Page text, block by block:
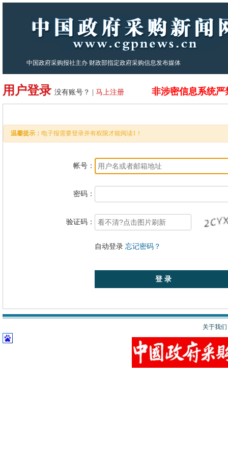
中国政府采购报社主办 财政部指定政府采购信息发布媒体
用户登录 没有账号？ | 马上注册 非涉密信息系统
温馨提示： 电子报需要登录并有权限才能阅读1！
帐号：
密码：
验证码：
自动登录 忘记密码？
关于我们